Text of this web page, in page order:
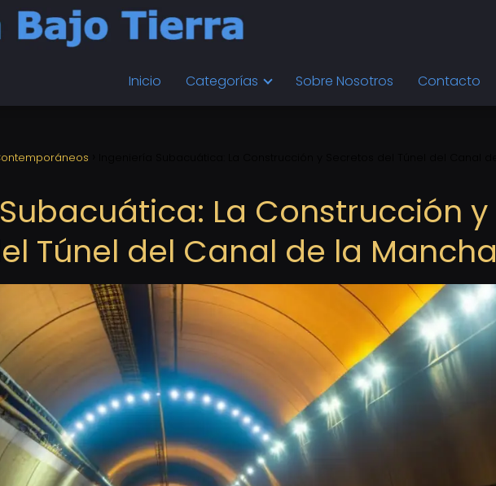
Inicio Categorías Sobre Nosotros Contacto
La Construcción y
Túnel del Canal de la Mancha